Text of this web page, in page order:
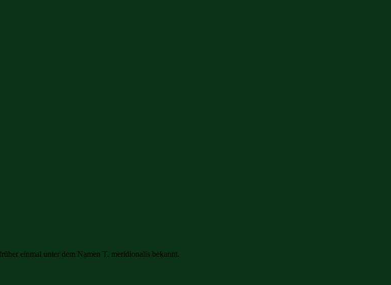
einmal unter dem Namen T. meridionalis bekannt.